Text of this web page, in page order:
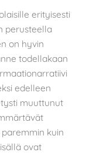
erityisesti
perusteella
on hyvin
todellakaan
edelleen
muuttunut
kuin
ovat